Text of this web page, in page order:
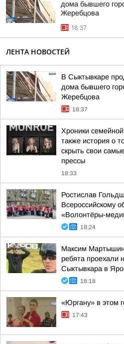
дома бывшего
Жеребцова
18:37
ЛЕНТА НОВОСТЕЙ
В Сыктывкаре
дома бывшего
Жеребцова
18:37
Хроники
также история о
скрыть свои
прессы
18:33
Ростислав
Всероссийскому
«Волонтёры-
18:24
Максим
ребята проехали
Сыктывкара в
18:18
«Юргану» в этом
17:43